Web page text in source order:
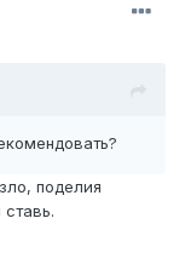
поделия